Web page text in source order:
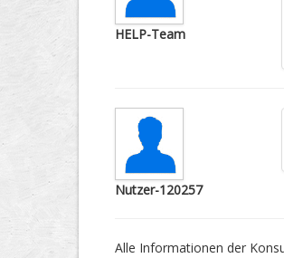
HELP-Team
Nutzer-120257
Alle Informationen der